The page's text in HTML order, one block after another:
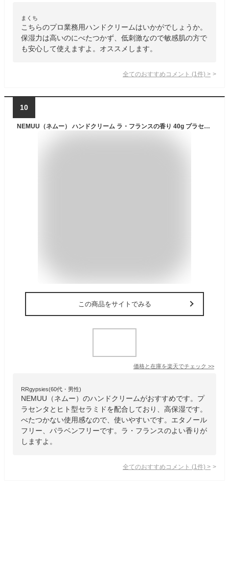
まくち
こちらのプロ業務用ハンドクリームはいかがでしょうか。
保湿力は高いのにべたつかず、低刺激なので敏感肌の方で
も安心して使えますよ。オススメします。
全てのおすすめコメント (1 件) >
10
NEMUU（ネムー） ハンドクリーム ラ・フランスの香り 40g プラセンタ ヒト型セラミド エタノールフリー パラベンフリー 無着色 エイジングケア 保湿 ナイトリペア ナイトケア 乾燥 保湿 水仕事 べたつかない 高保湿 手 セラミド
この商品をサイトでみる
価格と在庫を楽天でチェック >>
RRgypsies(60代・男性)
NEMUU（ネムー）のハンドクリームがおすすめです。プ
ラセンタとヒト型セラミドを配合しており、高保湿です。
べたつかない使用感なので、使いやすいです。エタノール
フリー、パラベンフリーです。ラ・フランスのよい香りが
しますよ。
全てのおすすめコメント (1 件) >